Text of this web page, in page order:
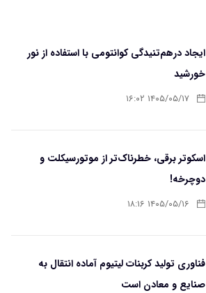
ایجاد درهم‌تنیدگی کوانتومی با استفاده از نور
خورشید
۱۴۰۵/۰۵/۱۷ ۱۶:۰۲
اسکوتر برقی، خطرناک‌تر از موتورسیکلت و
دوچرخه!
۱۴۰۵/۰۵/۱۶ ۱۸:۱۶
فناوری تولید کربنات لیتیوم آماده انتقال به
صنایع و معادن است